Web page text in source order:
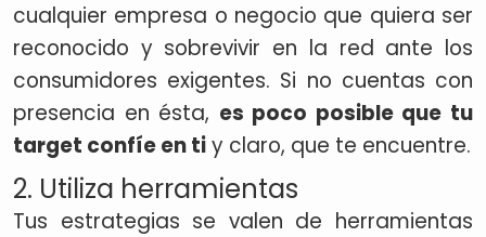
cualquier empresa o negocio que quiera ser
reconocido y sobrevivir en la red ante los
consumidores exigentes. Si no cuentas con
presencia en ésta, es poco posible que tu
target confíe en tiy claro, que te encuentre.
2. Utiliza herramientas
Tus estrategias se valen de herramientas